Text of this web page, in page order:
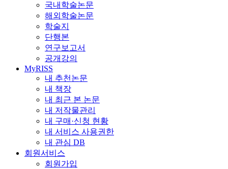
국내학술논문
해외학술논문
학술지
단행본
연구보고서
공개강의
MyRISS
내 추천논문
내 책장
내 최근 본 논문
내 저작물관리
내 구매·신청 현황
내 서비스 사용권한
내 관심 DB
회원서비스
회원가입